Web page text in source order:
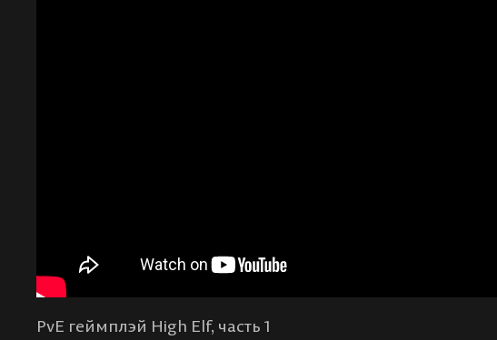
PvE геймплэй High Elf, часть 1